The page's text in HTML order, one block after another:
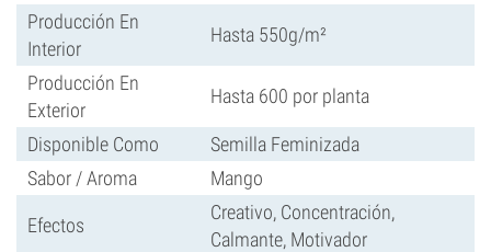
Producción En
Interior
Hasta 550g/m²
Producción En
Exterior
Hasta 600 por planta
Disponible Como
Semilla Feminizada
Sabor / Aroma
Mango
Efectos
Creativo, Concentración,
Calmante, Motivador